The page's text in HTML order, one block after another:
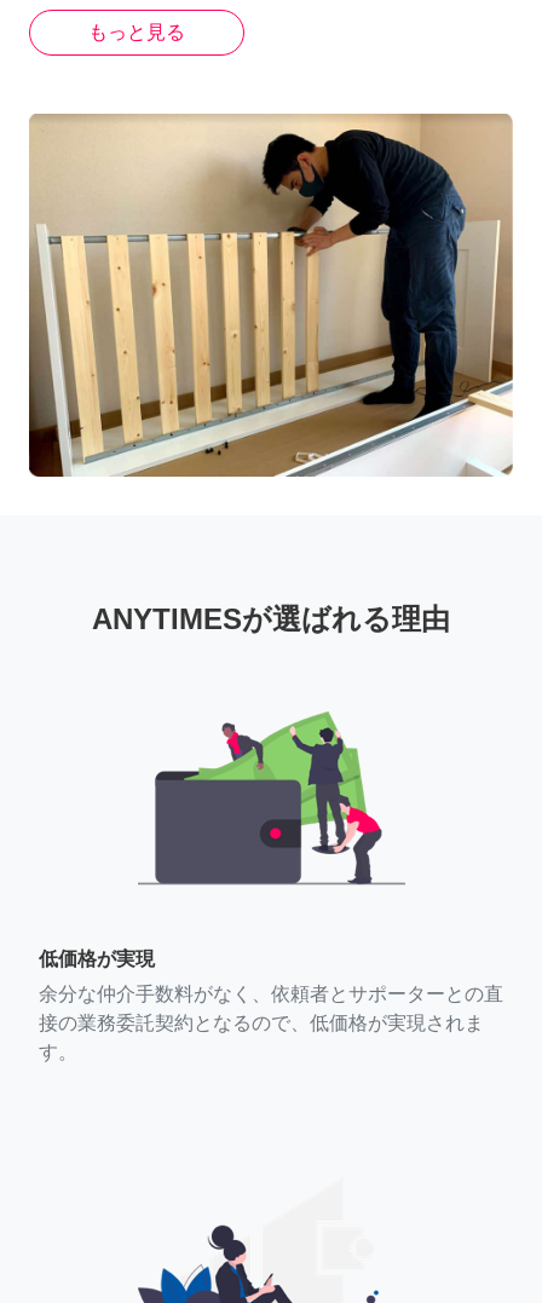
もっと見る
ANYTIMESが選ばれる理由
低価格が実現
余分な仲介手数料がなく、依頼者とサポーターとの直
接の業務委託契約となるので、低価格が実現されま
す。